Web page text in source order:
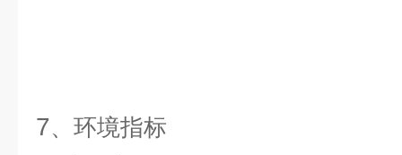
7、环境指标